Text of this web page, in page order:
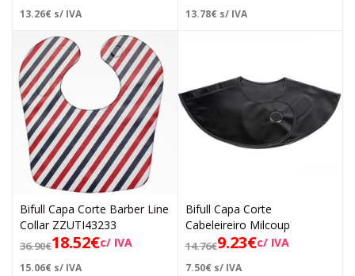
13.26€ s/ IVA 13.78€ s/ IVA
Bifull Capa Corte Barber Line
Collar ZZUTI43233
36.90€18.52€c/ IVA
15.06€ s/ IVA
Bifull Capa Corte
Cabeleireiro Milcoup
14.76€9.23€c/ IVA
7.50€ s/ IVA